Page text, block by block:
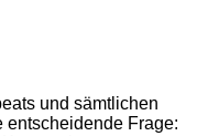
und sämtlichen
entscheidende Frage: